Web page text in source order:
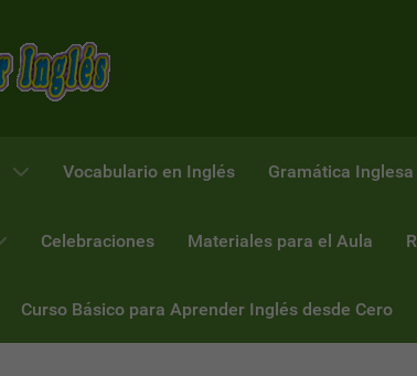
Vocabulario en Inglés Gramática Inglesa
Celebraciones Materiales para el Aula
Curso Básico para Aprender Inglés desde Cero